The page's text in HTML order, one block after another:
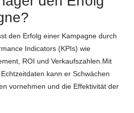
den Erfolg einer Kampagne durch
Indicators (KPIs) wie
ROI und Verkaufszahlen.Mit
kann er Schwächen
vornehmen und die Effektivität der